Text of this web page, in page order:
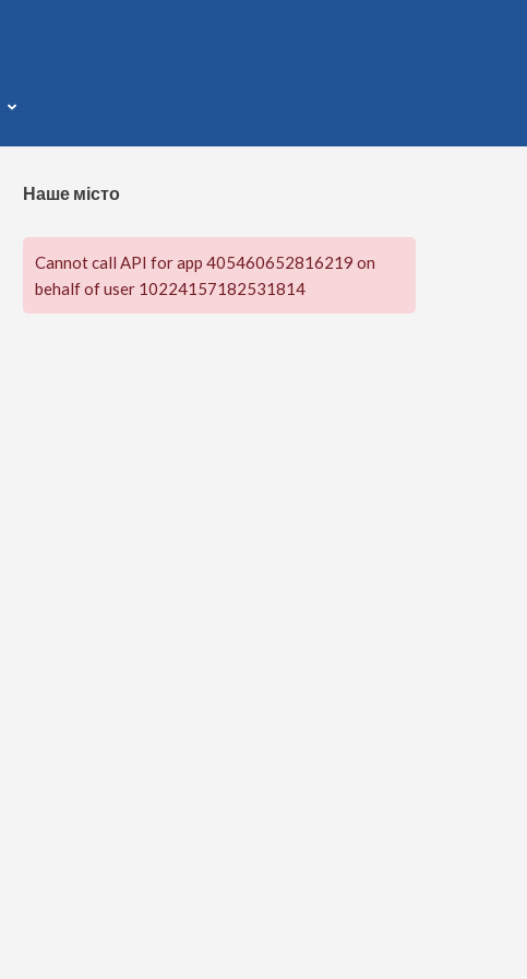
Наше місто
Cannot call API for app 405460652816219 on
behalf of user 10224157182531814